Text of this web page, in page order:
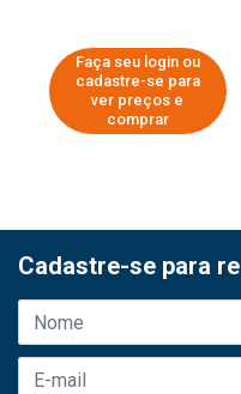
Faça seu login ou
cadastre-se para
ver preços e
comprar
Cadastre-se para